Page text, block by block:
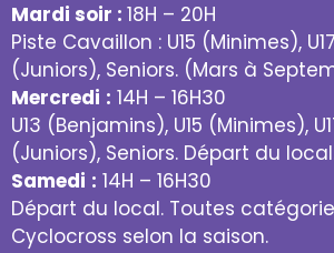
Mardi soir : 18H – 20H
Piste Cavaillon : U15 (Minimes),
(Juniors), Seniors. (Mars à
Mercredi : 14H – 16H30
U13 (Benjamins), U15 (Minimes),
(Juniors), Seniors. Départ du
Samedi : 14H – 16H30
Départ du local. Toutes
Cyclocross selon la saison.